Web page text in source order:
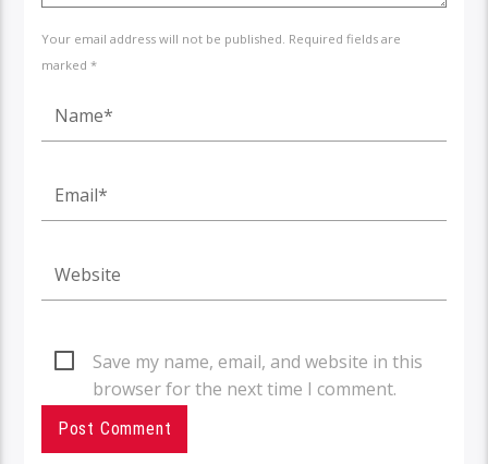
Your email address will not be published. Required fields are
marked *
Save my name, email, and website in this
browser for the next time I comment.